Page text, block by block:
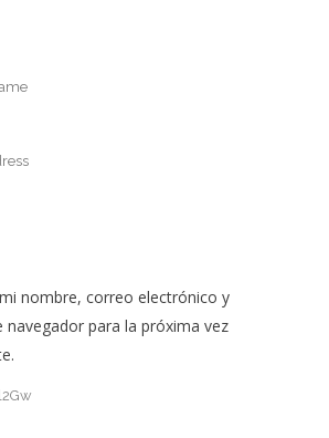
nombre, correo electrónico y
navegador para la próxima vez